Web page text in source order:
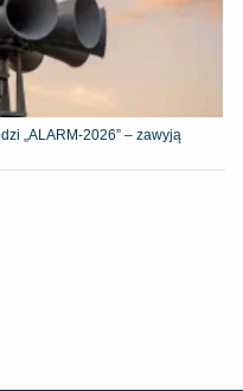
„ALARM-2026” – zawyją